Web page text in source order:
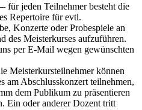
für jeden Teilnehmer besteht die
Repertoire für evtl.
Konzerte oder Probespiele an
des Meisterkurses aufzuführen.
per E-Mail wegen gewünschten
Meisterkursteilnehmer können
am Abschlusskonzert teilnehmen,
dem Publikum zu präsentieren
Ein oder anderer Dozent tritt